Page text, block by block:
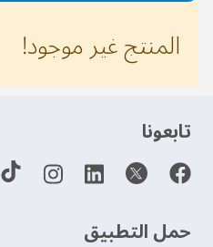
المنتج غير موجود!
‫تابعونا‬
حمل التطبيق